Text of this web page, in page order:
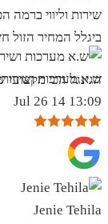
שירות וליווי
ביגלל המחיר הזול
הגינגל הכי
ש.א מערכות
13:09 14 Jul 26
Jenie Tehila